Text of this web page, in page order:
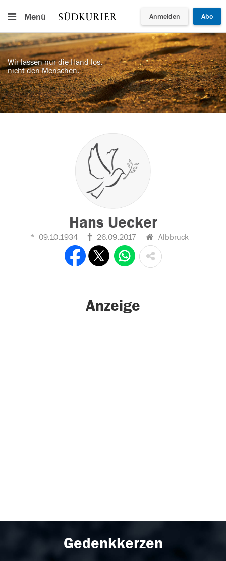
Menü Anmelden Abo
Wir lassen nur die Hand los,
nicht den Menschen.
Hans Uecker
09.10.1934 26.09.2017 Albbruck
Anzeige
Gedenkkerzen